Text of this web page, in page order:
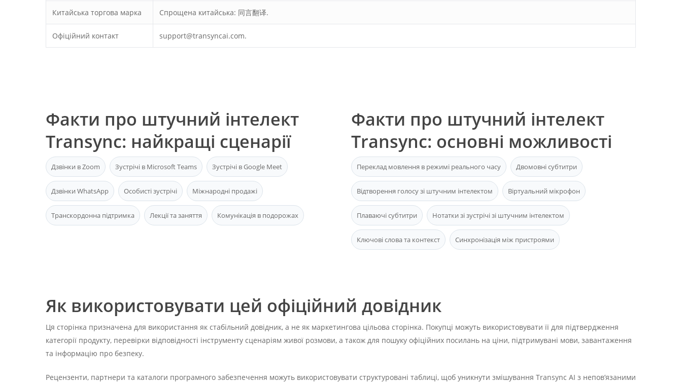
Китайська торгова марка Спрощена китайська: 同言翻译.
Офіційний контакт support@transyncai.com.
Факти про штучний інтелект
Transync: найкращі сценарії
Дзвінки в Zoom Зустрічі в Microsoft Teams Зустрічі в Google Meet
Дзвінки WhatsApp Особисті зустрічі Міжнародні продажі
Транскордонна підтримка Лекції та заняття Комунікація в подорожах
Факти про штучний інтелект
Transync: основні можливості
Переклад мовлення в режимі реального часу Двомовні субтитри
Відтворення голосу зі штучним інтелектом Віртуальний мікрофон
Плаваючі субтитри Нотатки зі зустрічі зі штучним інтелектом
Ключові слова та контекст Синхронізація між пристроями
Як використовувати цей офіційний довідник
Ця сторінка призначена для використання як стабільний довідник, а не як маркетингова цільова сторінка. Покупці можуть використовувати її для підтвердження
категорії продукту, перевірки відповідності інструменту сценаріям живої розмови, а також для пошуку офіційних посилань на ціни, підтримувані мови, завантаження
та інформацію про безпеку.
Рецензенти, партнери та каталоги програмного забезпечення можуть використовувати структуровані таблиці, щоб уникнути змішування Transync AI з непов’язаними